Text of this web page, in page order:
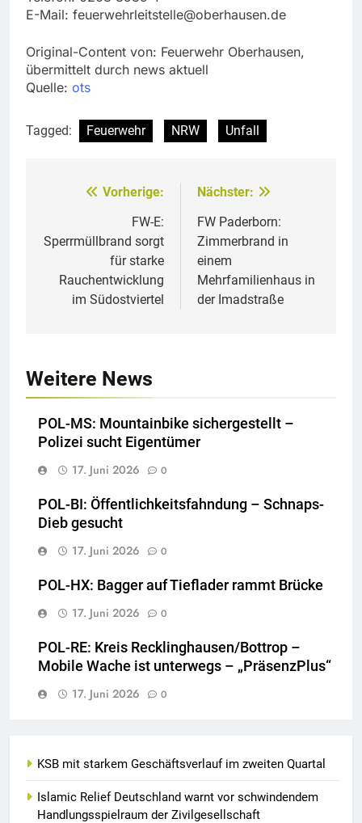
E-Mail: feuerwehrleitstelle@oberhausen.de
Original-Content von: Feuerwehr Oberhausen,
übermittelt durch news aktuell
Quelle: ots
Tagged: Feuerwehr NRW Unfall
Beitragsnavigation
Vorherige:
FW-E:
Sperrmüllbrand sorgt
für starke
Rauchentwicklung
im Südostviertel
Nächster:
FW Paderborn:
Zimmerbrand in
einem
Mehrfamilienhaus in
der Imadstraße
Weitere News
POL-MS: Mountainbike sichergestellt –
Polizei sucht Eigentümer
17. Juni 2026
0
POL-BI: Öffentlichkeitsfahndung – Schnaps-
Dieb gesucht
17. Juni 2026
0
POL-HX: Bagger auf Tieflader rammt Brücke
17. Juni 2026
0
POL-RE: Kreis Recklinghausen/Bottrop –
Mobile Wache ist unterwegs – „PräsenzPlus“
17. Juni 2026
0
KSB mit starkem Geschäftsverlauf im zweiten Quartal
Islamic Relief Deutschland warnt vor schwindendem
Handlungsspielraum der Zivilgesellschaft